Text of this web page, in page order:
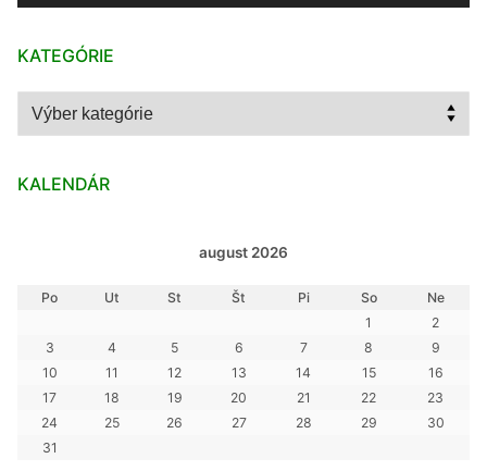
KATEGÓRIE
Kategórie
KALENDÁR
august 2026
Po Ut St Št Pi So
Ne
1
2
3
4 5 6 7 8
9
10
11 12 13 14 15
16
17
18 19 20 21 22
23
24
25 26 27 28 29
30
31